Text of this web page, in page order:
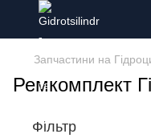
Запчастини на
Ремкомплект
Фільтр